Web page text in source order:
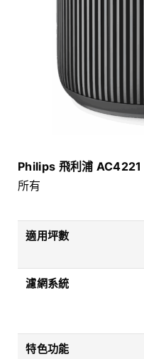
Philips 飛利浦 AC4221
所有
適用坪數
濾網系統
特色功能